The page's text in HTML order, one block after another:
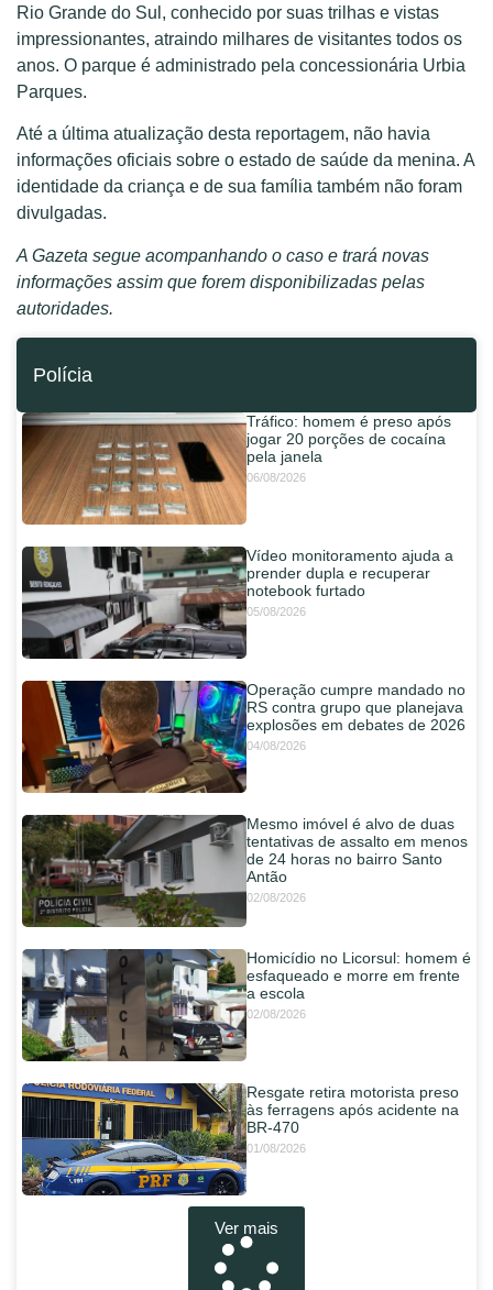
Rio Grande do Sul, conhecido por suas trilhas e vistas
impressionantes, atraindo milhares de visitantes todos os
anos. O parque é administrado pela concessionária Urbia
Parques.
Até a última atualização desta reportagem, não havia
informações oficiais sobre o estado de saúde da menina. A
identidade da criança e de sua família também não foram
divulgadas.
A Gazeta segue acompanhando o caso e trará novas
informações assim que forem disponibilizadas pelas
autoridades.
Polícia
Tráfico: homem é preso após
jogar 20 porções de cocaína
pela janela
06/08/2026
Vídeo monitoramento ajuda a
prender dupla e recuperar
notebook furtado
05/08/2026
Operação cumpre mandado no
RS contra grupo que planejava
explosões em debates de 2026
04/08/2026
Mesmo imóvel é alvo de duas
tentativas de assalto em menos
de 24 horas no bairro Santo
Antão
02/08/2026
Homicídio no Licorsul: homem é
esfaqueado e morre em frente
a escola
02/08/2026
Resgate retira motorista preso
às ferragens após acidente na
BR-470
01/08/2026
Ver mais